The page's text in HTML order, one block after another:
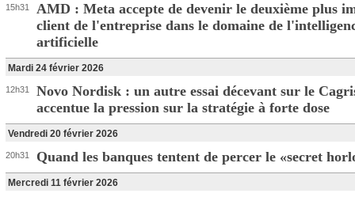
15h31
AMD : Meta accepte de devenir le deuxième plus
client de l'entreprise dans le domaine de
artificielle
Mardi 24 février 2026
12h31
Novo Nordisk : un autre essai décevant sur le
accentue la pression sur la stratégie à forte dose
Vendredi 20 février 2026
20h31 Quand les banques tentent de percer le «secret
Mercredi 11 février 2026